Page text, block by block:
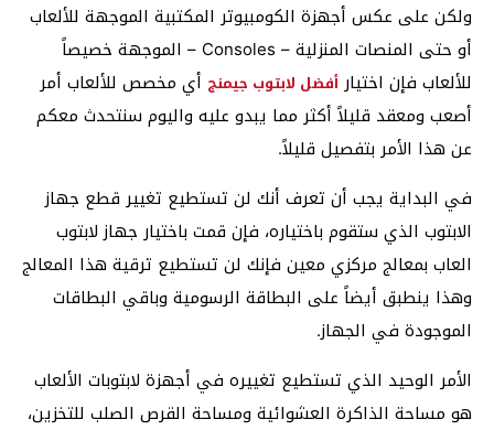
ولكن على عكس أجهزة الكومبيوتر المكتبية الموجهة للألعاب
أو حتى المنصات المنزلية – Consoles – الموجهة خصيصاً
للألعاب فإن اختيار أفضل لابتوب جيمنج أي مخصص للألعاب أمر
أصعب ومعقد قليلاً أكثر مما يبدو عليه واليوم سنتحدث معكم
عن هذا الأمر بتفصيل قليلاً.
في البداية يجب أن تعرف أنك لن تستطيع تغيير قطع جهاز
الابتوب الذي ستقوم باختياره، فإن قمت باختيار جهاز لابتوب
العاب بمعالج مركزي معين فإنك لن تستطيع ترقية هذا المعالج
وهذا ينطبق أيضاً على البطاقة الرسومية وباقي البطاقات
الموجودة في الجهاز.
الأمر الوحيد الذي تستطيع تغييره في أجهزة لابتوبات الألعاب
هو مساحة الذاكرة العشوائية ومساحة القرص الصلب للتخزين،